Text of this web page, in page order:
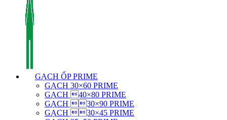
GẠCH ỐP PRIME
GẠCH 30×60 PRIME
GẠCH 40×80 PRIME
GẠCH 30×90 PRIME
GẠCH 30×45 PRIME